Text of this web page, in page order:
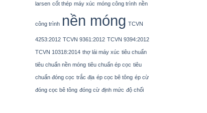
larsen cốt thép máy xúc móng công trình nền
công trình nền móng TCVN
4253:2012 TCVN 9361:2012 TCVN 9394:2012
TCVN 10318:2014 thợ lái máy xúc tiêu chuẩn
tiêu chuẩn nền móng tiêu chuẩn ép cọc tiêu
chuẩn đóng cọc trắc địa ép cọc bê tông ép cừ
đóng cọc bê tông đóng cừ định mức độ chối